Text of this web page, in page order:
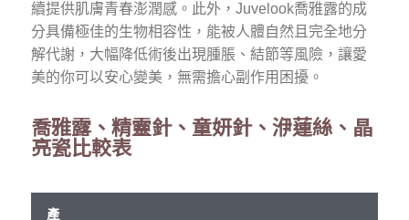
續提供肌膚青春澎潤感。此外，Juvelook喬雅露的成
分具備極佳的生物相容性，能被人體自然且完全地分
解代謝，大幅降低術後出現腫脹、結節等風險，讓愛
美的你可以安心變美，無需擔心副作用困擾。
喬雅露、精靈針、童妍針、洢蓮絲、晶
亮瓷比較表
產